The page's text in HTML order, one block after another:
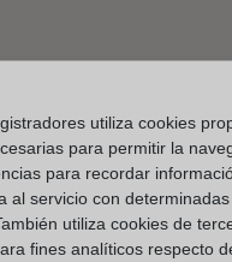
utiliza cookies
para permitir la
para recordar
al servicio con determinadas
utiliza cookies de
fines analíticos respecto